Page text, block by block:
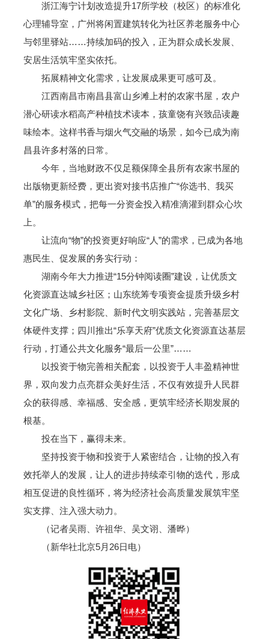
浙江海宁计划改造提升17所学校（校区）的标准化
心理辅导室，广州将闲置建筑转化为社区养老服务中心
与邻里驿站……持续加码的投入，正为群众成长发展、
安居生活筑牢坚实依托。
拓展精神文化需求，让发展成果更可感可及。
江西南昌市南昌县富山乡滩上村的农家书屋，农户
潜心研读水稻高产种植技术读本，孩童饶有兴致品读趣
味绘本。这样书香与烟火气交融的场景，如今已成为南
昌县许多村落的日常。
今年，当地财政不仅足额保障全县所有农家书屋的
出版物更新经费，更出资对接书店推广“你选书、我买
单”的服务模式，把每一分资金投入精准滴灌到群众心坎
上。
让流向“物”的投资更好响应“人”的需求，已成为各地
惠民生、促发展的务实行动：
湖南今年大力推进“15分钟阅读圈”建设，让优质文
化资源直达城乡社区；山东统筹专项资金提质升级乡村
文化广场、乡村影院、新时代文明实践站，完善基层文
体硬件支撑；四川推出“乐享天府”优质文化资源直达基层
行动，打通公共文化服务“最后一公里”……
以投资于物完善相关配套，以投资于人丰盈精神世
界，双向发力点亮群众美好生活，不仅有效提升人民群
众的获得感、幸福感、安全感，更筑牢经济长期发展的
根基。
投在当下，赢得未来。
坚持投资于物和投资于人紧密结合，让物的投入有
效托举人的发展，让人的进步持续牵引物的迭代，形成
相互促进的良性循环，将为经济社会高质量发展筑牢坚
实支撑、注入强大动力。
（记者吴雨、许祖华、吴文诩、潘晔）
（新华社北京5月26日电）